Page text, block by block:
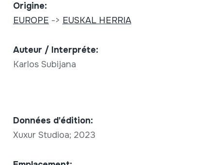
Origine:
EUROPE -> EUSKAL HERRIA
Auteur / Interpréte:
Karlos Subijana
Données d'édition:
Xuxur Studioa; 2023